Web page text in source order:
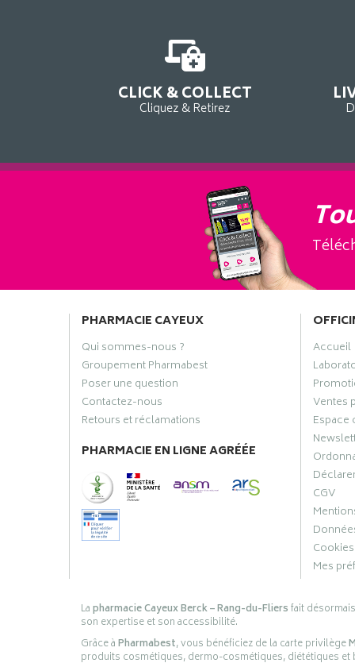
CLICK & COLLECT
Cliquez & Retirez
PHARMACIE CAYEUX
Qui sommes-nous ?
Groupement Pharmabest
Poser une question
Contactez-nous
Retours et réclamations
PHARMACIE EN LIGNE AGRÉÉE
Accueil
Ventes
Espace
CGV
Cookies
Mes
Lapharmacie Cayeux Berck – Rang-du-Fliersfait
son expertise et son accessibilité.
Grâce àPharmabest, vous bénéficiez de la carte privilège
produits cosmétiques, dermo-cosmétiques, diététiques